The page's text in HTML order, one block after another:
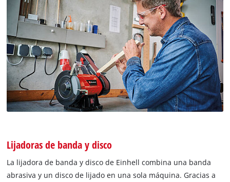
Lijadoras de banda y disco
La lijadora de banda y disco de Einhell combina una banda
abrasiva y un disco de lijado en una sola máquina. Gracias a